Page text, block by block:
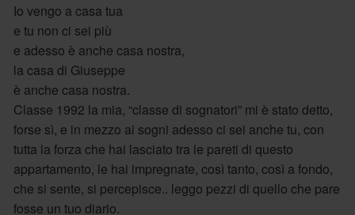
Io vengo a casa tua
e tu non ci sei più
e adesso è anche casa nostra,
la casa di Giuseppe
è anche casa nostra.
Classe 1992 la mia, “classe di sognatori” mi è stato detto,
forse sì, e in mezzo ai sogni adesso ci sei anche tu, con
tutta la forza che hai lasciato tra le pareti di questo
appartamento, le hai impregnate, così tanto, così a fondo,
che si sente, si percepisce.. leggo pezzi di quello che pare
fosse un tuo diario.